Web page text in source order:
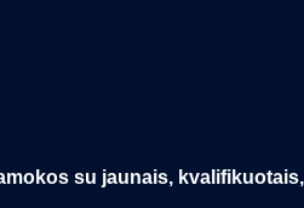
su jaunais,